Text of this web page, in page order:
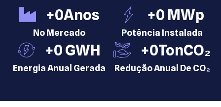
+0Anos
No Mercado
+0 MWp
Potência Instalada
+0 GWH
Energia Anual Gerada
+0TonCO₂
Redução Anual De CO₂